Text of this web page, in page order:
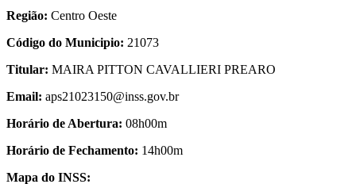
Região: Centro Oeste
Código do Municipio: 21073
Titular: MAIRA PITTON CAVALLIERI PREARO
Email: aps21023150@inss.gov.br
Horário de Abertura: 08h00m
Horário de Fechamento: 14h00m
Mapa do INSS: